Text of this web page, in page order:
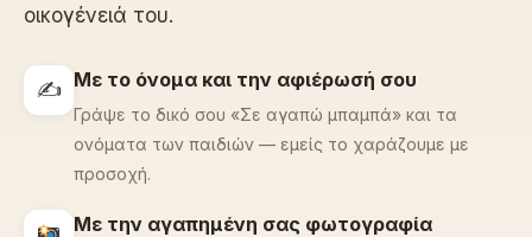
οικογένειά του.
✍️ Με το όνομα και την αφιέρωσή σου
Γράψε το δικό σου «Σε αγαπώ μπαμπά» και τα
ονόματα των παιδιών — εμείς το χαράζουμε με
προσοχή.
Με την αγαπημένη σας φωτογραφία